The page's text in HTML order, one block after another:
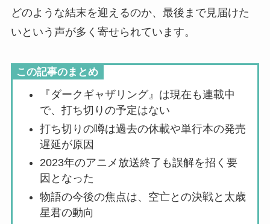
どのような結末を迎えるのか、最後まで見届けた
いという声が多く寄せられています。
この記事のまとめ
『ダークギャザリング』は現在も連載中
で、打ち切りの予定はない
打ち切りの噂は過去の休載や単行本の発売
遅延が原因
2023年のアニメ放送終了も誤解を招く要
因となった
物語の今後の焦点は、空亡との決戦と太歳
星君の動向